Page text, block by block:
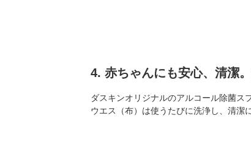
4. 赤ちゃんにも安心、清潔
ダスキンオリジナルのアルコール除菌ス
ウエス（布）は使うたびに洗浄し、清潔